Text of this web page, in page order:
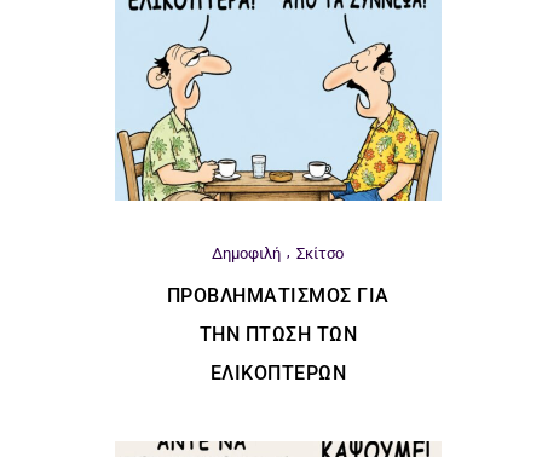
Δημοφιλή Σκίτσο
ΠΡΟΒΛΗΜΑΤΙΣΜΌΣ ΓΙΑ
ΤΗΝ ΠΤΏΣΗ ΤΩΝ
ΕΛΙΚΟΠΤΈΡΩΝ